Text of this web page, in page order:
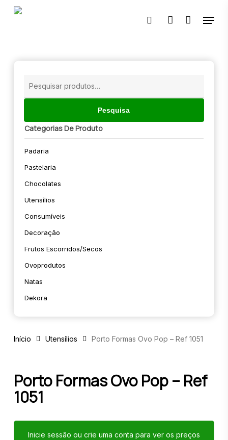
Skip
🔍
pesquisaraccount
Menu
Pesquisa
Categorias De Produto
Padaria
Pastelaria
Chocolates
Utensílios
Consumíveis
Decoração
Frutos Escorridos/secos
Ovoprodutos
Natas
Dekora
Início Utensílios Porto Formas Ovo Pop – Ref 1051
Porto Formas Ovo Pop – Ref
1051
Inicie sessão ou crie uma conta para ver os preços